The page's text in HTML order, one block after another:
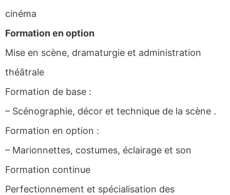
cinéma
Formation en option
Mise en scène, dramaturgie et administration
théâtrale
Formation de base :
– Scénographie, décor et technique de la scène .
Formation en option :
– Marionnettes, costumes, éclairage et son
Formation continue
Perfectionnement et spécialisation des